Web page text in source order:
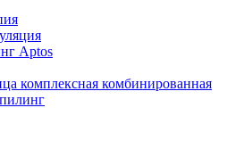
Aptos
комплексная комбинированная